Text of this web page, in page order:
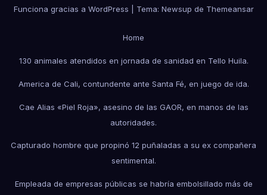
Funciona gracias a WordPress Tema: Newsup de Themeansar
Home
130 animales atendidos en jornada de sanidad en Tello Huila.
America de Cali, contundente ante Santa Fé, en juego de ida.
Cae Alias «Piel Roja», asesino de las GAOR, en manos de las
autoridades.
Capturado hombre que propinó 12 puñaladas a su ex compañera
sentimental.
Empleada de empresas públicas se habría embolsillado más de